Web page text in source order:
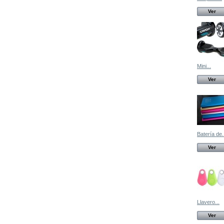
Ver
Mini...
Ver
Batería
Ver
Llavero...
Ver